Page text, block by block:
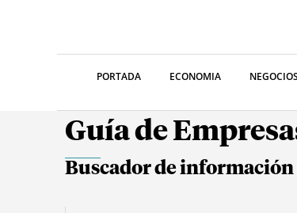
PORTADA ECONOMIA NEGOCIOS
Guía de
Buscador de información